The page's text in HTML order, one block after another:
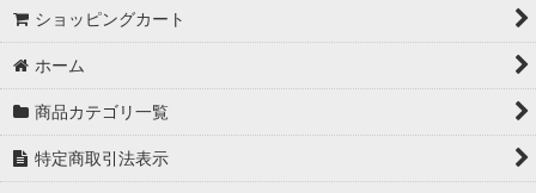
ショッピングカート
ホーム
商品カテゴリ一覧
特定商取引法表示